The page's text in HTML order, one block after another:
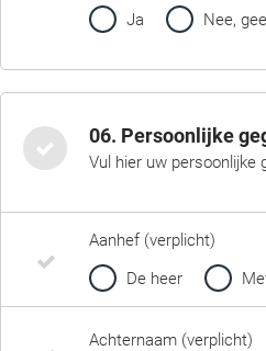
Ja Nee,
06. Persoonlijke
Vul hier uw persoonlijke
Aanhef (verplicht)
De heer
Achternaam (verplicht)